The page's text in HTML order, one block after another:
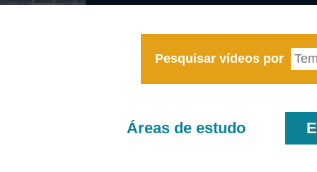
Pesquisar vídeos por
Áreas de estudo